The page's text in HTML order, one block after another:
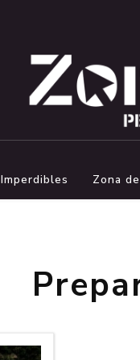
Imperdibles Zona